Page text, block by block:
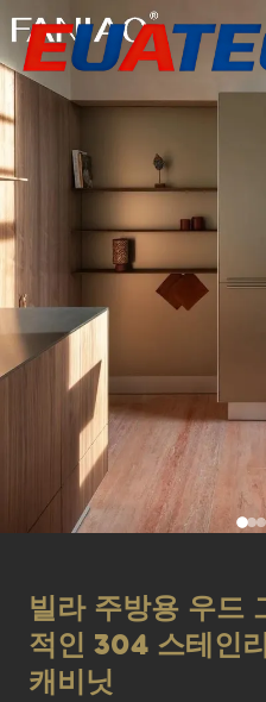
빌라 주방용 우드
적인 304 스테인
캐비닛